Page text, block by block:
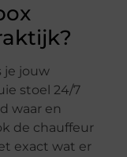
je jouw
stoel 24/7
waar en
de chauffeur
exact wat er